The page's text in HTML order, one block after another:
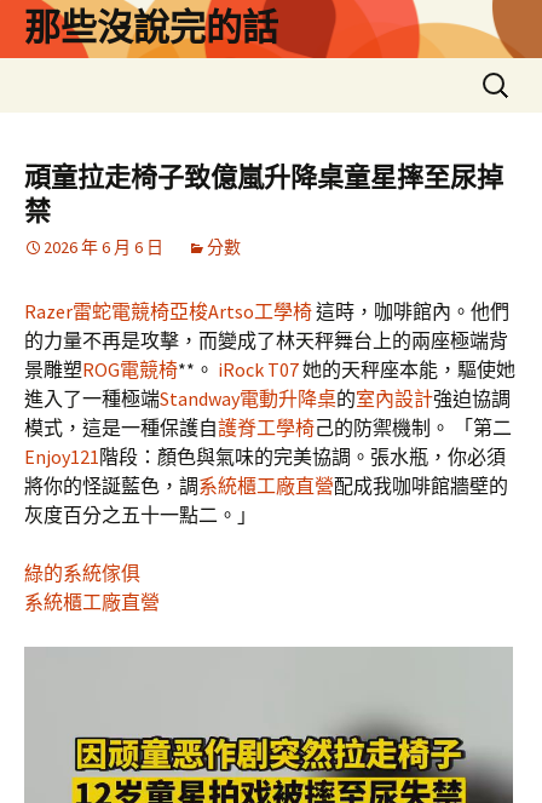
那些沒說完的話
搜
尋
鍵
字:
頑童拉走椅子致億嵐升降桌童星摔至尿掉
禁
2026 年 6 月 6 日 分數
Razer雷蛇電競椅亞梭Artso工學椅這時，咖啡館內。他們
的力量不再是攻擊，而變成了林天秤舞台上的兩座極端背
景雕塑ROG電競椅**。 iRock T07她的天秤座本能，驅使她
進入了一種極端Standway電動升降桌的室內設計強迫協調
模式，這是一種保護自護脊工學椅己的防禦機制。 「第二
Enjoy121階段：顏色與氣味的完美協調。張水瓶，你必須
將你的怪誕藍色，調系統櫃工廠直營配成我咖啡館牆壁的
灰度百分之五十一點二。」
綠的系統傢俱
系統櫃工廠直營